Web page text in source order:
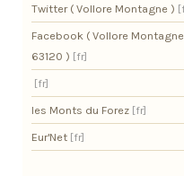
Twitter ( Vollore Montagne )
Facebook ( Vollore Montagne
63120 )
les Monts du Forez
Eur'Net